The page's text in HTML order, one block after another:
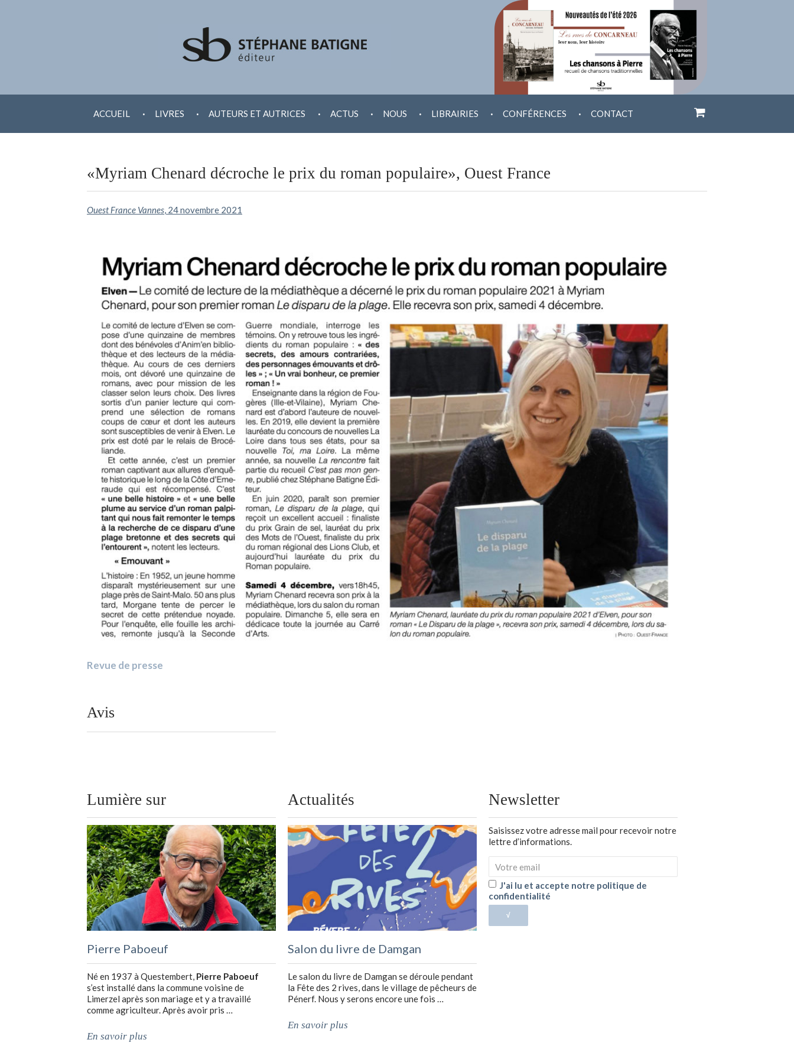
AU
ACCUEIL . LIVRES . AUTEURS ET AUTRICES . ACTUS . NOUS . LIBRAIRIES . CONFÉRENCES . CONTACT
«Myriam Chenard décroche le prix du roman populaire», Ouest France
Ouest France Vannes, 24 novembre 2021
Revue de presse
Avis
Lumière sur
Pierre Paboeuf
Né en 1937 à Questembert, Pierre Paboeuf
s’est installé dans la commune voisine de
Limerzel après son mariage et y a travaillé
comme agriculteur. Après avoir pris …
En savoir plus
Actualités
Salon du livre de Damgan
Le salon du livre de Damgan se déroule pendant
la Fête des 2 rives, dans le village de pêcheurs de
Pénerf. Nous y serons encore une fois …
En savoir plus
Newsletter
Saisissez votre adresse mail pour recevoir notre
lettre d’informations.
J'ai lu et accepte notre politique de
confidentialité
√